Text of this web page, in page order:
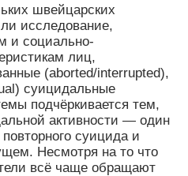
швейцарских
исследование,
и социально-
лиц,
(aborted/interrupted),
суицидальные
подчёркивается тем,
активности — один
суицида и
Несмотря на то что
всё чаще обращают